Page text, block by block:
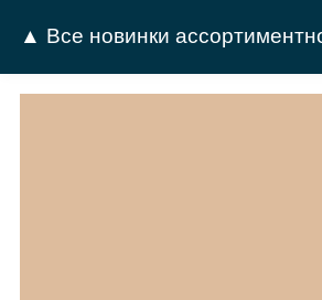
▲ Все новинки